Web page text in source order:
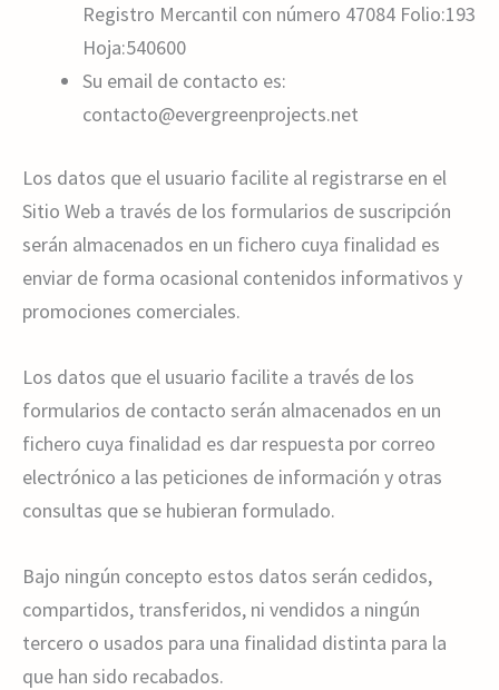
Registro Mercantil con número 47084 Folio:193
Hoja:540600
Su email de contacto es:
contacto@evergreenprojects.net
Los datos que el usuario facilite al registrarse en el
Sitio Web a través de los formularios de suscripción
serán almacenados en un fichero cuya finalidad es
enviar de forma ocasional contenidos informativos y
promociones comerciales.
Los datos que el usuario facilite a través de los
formularios de contacto serán almacenados en un
fichero cuya finalidad es dar respuesta por correo
electrónico a las peticiones de información y otras
consultas que se hubieran formulado.
Bajo ningún concepto estos datos serán cedidos,
compartidos, transferidos, ni vendidos a ningún
tercero o usados para una finalidad distinta para la
que han sido recabados.